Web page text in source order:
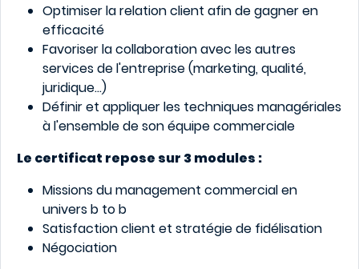
Optimiser la relation client afin de gagner en
efficacité
Favoriser la collaboration avec les autres
services de l'entreprise (marketing, qualité,
juridique…)
Définir et appliquer les techniques managériales
à l'ensemble de son équipe commerciale
Le certificat repose sur 3 modules :
Missions du management commercial en
univers b to b
Satisfaction client et stratégie de fidélisation
Négociation